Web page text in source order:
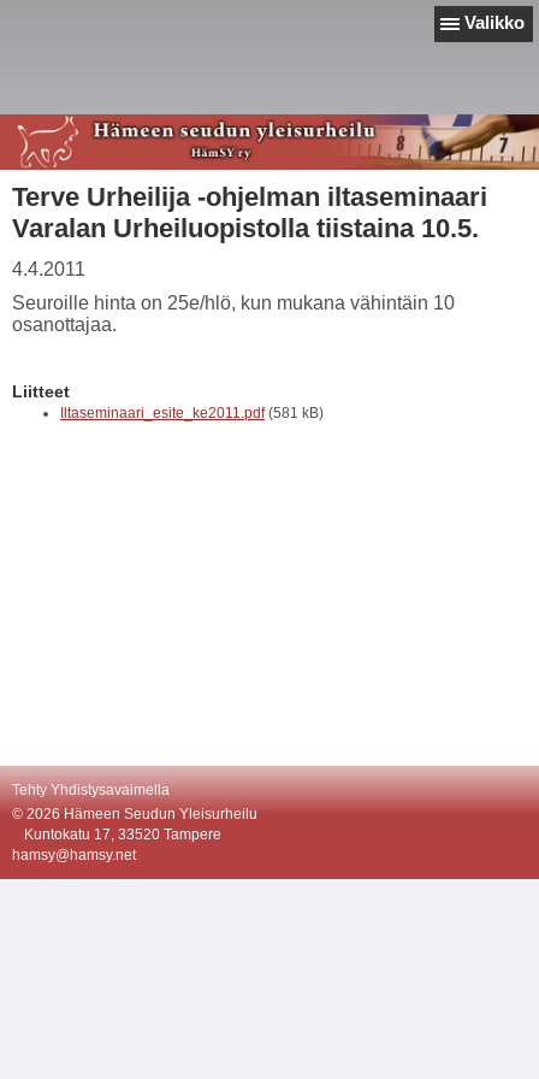
Valikko
Terve Urheilija -ohjelman iltaseminaari
Varalan Urheiluopistolla tiistaina 10.5.
4.4.2011
Seuroille hinta on 25e/hlö, kun mukana vähintäin 10
osanottajaa.
Liitteet
Iltaseminaari_esite_ke2011.pdf (581 kB)
Tehty Yhdistysavaimella
© 2026 Hämeen Seudun Yleisurheilu
Kuntokatu 17, 33520 Tampere
hamsy@hamsy.net